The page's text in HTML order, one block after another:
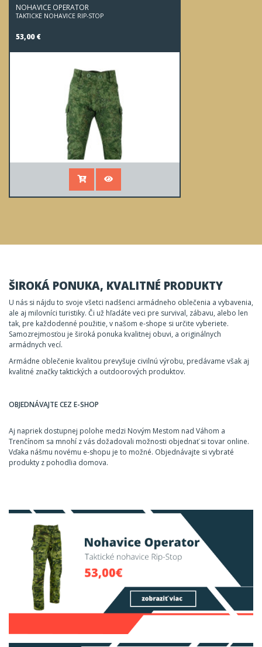
NOHAVICE OPERATOR
TAKTICKÉ NOHAVICE RIP-STOP
53,00 €
ŠIROKÁ PONUKA, KVALITNÉ PRODUKTY
U nás si nájdu to svoje všetci nadšenci armádneho oblečenia a vybavenia,
ale aj milovníci turistiky. Či už hľadáte veci pre survival, zábavu, alebo len
tak, pre každodenné použitie, v našom e-shope si určite vyberiete.
Samozrejmosťou je široká ponuka kvalitnej obuvi, a originálnych
armádnych vecí.
Armádne oblečenie kvalitou prevyšuje civilnú výrobu, predávame však aj
kvalitné značky taktických a outdoorových produktov.
OBJEDNÁVAJTE CEZ E-SHOP
Aj napriek dostupnej polohe medzi Novým Mestom nad Váhom a
Trenčínom sa mnohí z vás dožadovali možnosti objednať si tovar online.
Vďaka nášmu novému e-shopu je to možné. Objednávajte si vybraté
produkty z pohodlia domova.